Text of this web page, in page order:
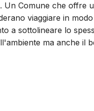
Comune che offre
viaggiare in
a sottolineare lo
ma anche il